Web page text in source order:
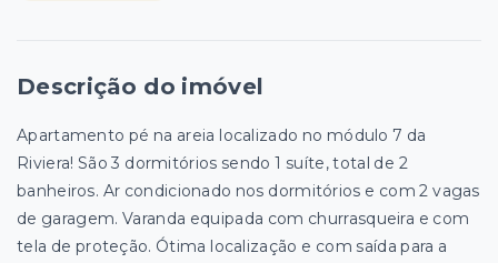
Descrição do imóvel
Apartamento pé na areia localizado no módulo 7 da
Riviera! São 3 dormitórios sendo 1 suíte, total de 2
banheiros. Ar condicionado nos dormitórios e com 2 vagas
de garagem. Varanda equipada com churrasqueira e com
tela de proteção. Ótima localização e com saída para a